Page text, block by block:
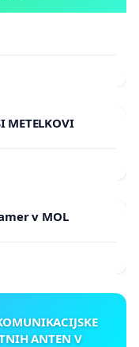
METELKOVI
v MOL
ANTEN V